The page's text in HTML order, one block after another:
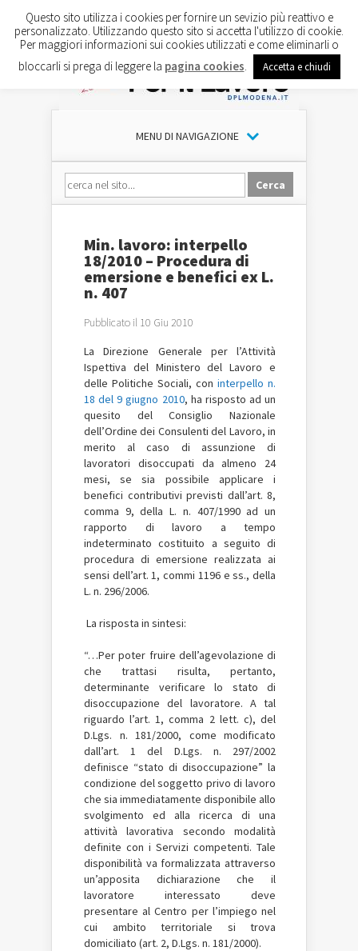
MENU DI NAVIGAZIONE
Min. lavoro: interpello
18/2010 – Procedura di
emersione e benefici ex L.
n. 407
Pubblicato il 10 Giu 2010
La Direzione Generale per l’Attività
Ispettiva del Ministero del Lavoro e
delle Politiche Sociali, con interpello n.
18 del 9 giugno 2010, ha risposto ad un
quesito del Consiglio Nazionale
dell’Ordine dei Consulenti del Lavoro, in
merito al caso di assunzione di
lavoratori disoccupati da almeno 24
mesi, se sia possibile applicare i
benefici contributivi previsti dall’art. 8,
comma 9, della L. n. 407/1990 ad un
rapporto di lavoro a tempo
indeterminato costituito a seguito di
procedura di emersione realizzata ai
sensi dell’art. 1, commi 1196 e ss., della
L. n. 296/2006.
La risposta in sintesi:
“…Per poter fruire dell’agevolazione di
che trattasi risulta, pertanto,
determinante verificare lo stato di
disoccupazione del lavoratore. A tal
riguardo l’art. 1, comma 2 lett. c), del
D.Lgs. n. 181/2000, come modificato
dall’art. 1 del D.Lgs. n. 297/2002
definisce “stato di disoccupazione” la
condizione del soggetto privo di lavoro
che sia immediatamente disponibile allo
svolgimento ed alla ricerca di una
attività lavorativa secondo modalità
definite con i Servizi competenti. Tale
disponibilità va formalizzata attraverso
un’apposita dichiarazione che il
lavoratore interessato deve
presentare al Centro per l’impiego nel
cui ambito territoriale si trova
domiciliato (art. 2, D.Lgs. n. 181/2000).
Questo sito utilizza i cookies per fornire un sevizio più reattivo e
personalizzato. Utilizzando questo sito si accetta l'utilizzo di cookie.
Per maggiori informazioni sui cookies utilizzati e come eliminarli o
bloccarli si prega di leggere la pagina cookies Accetta e chiudi